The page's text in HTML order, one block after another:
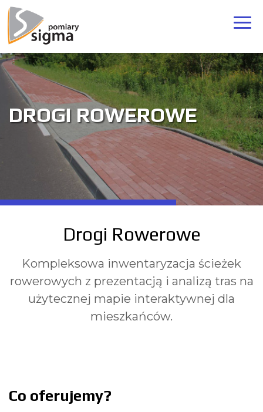
DROGI ROWEROWE
Drogi Rowerowe
Kompleksowa inwentaryzacja ścieżek
rowerowych z prezentacją i analizą tras na
użytecznej mapie interaktywnej dla
mieszkańców.
Co oferujemy?